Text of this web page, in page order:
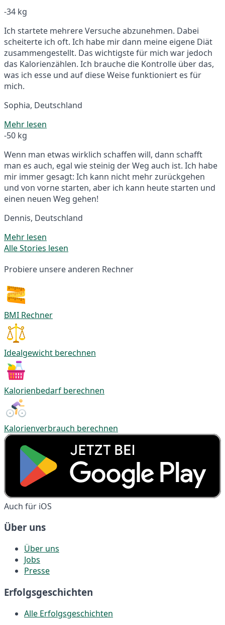
-34 kg
Ich startete mehrere Versuche abzunehmen. Dabei
scheiterte ich oft. Ich habe mir dann meine eigene Diät
zusammengestellt. Das wichtigste für mich war jedoch
das Kalorienzählen. Ich brauche die Kontrolle über das,
was ich esse und auf diese Weise funktioniert es für
mich.
Sophia, Deutschland
Mehr lesen
-50 kg
Wenn man etwas wirklich schaffen will, dann schafft
man es auch, egal wie steinig der Weg auch ist. Ich habe
mir immer gesagt: Ich kann nicht mehr zurückgehen
und von vorne starten, aber ich kann heute starten und
einen neuen Weg gehen!
Dennis, Deutschland
Mehr lesen
Alle Stories lesen
Probiere unsere anderen Rechner
BMI Rechner
Idealgewicht berechnen
Kalorienbedarf berechnen
Kalorienverbrauch berechnen
Auch für iOS
Über uns
Über uns
Jobs
Presse
Erfolgsgeschichten
Alle Erfolgsgeschichten